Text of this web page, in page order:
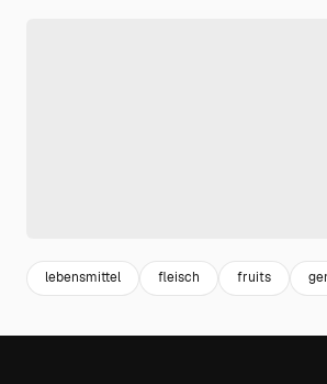
lebensmittel fleisch fruits